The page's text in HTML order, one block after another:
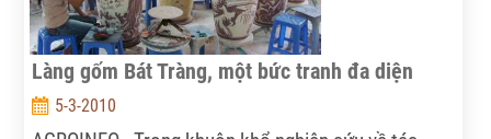
Làng gốm Bát Tràng, một bức tranh đa diện
5-3-2010